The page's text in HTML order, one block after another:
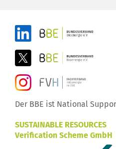
Der BBE ist National
SUSTAINABLE RESOURCES
Verification Scheme GmbH